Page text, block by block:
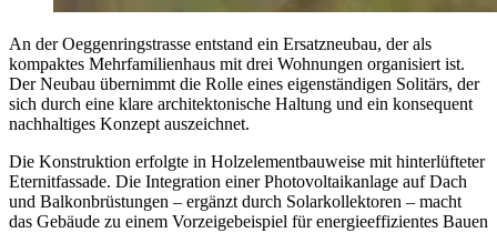
An der Oeggenringstrasse entstand ein Ersatzneubau, der als
kompaktes Mehrfamilienhaus mit drei Wohnungen organisiert ist.
Der Neubau übernimmt die Rolle eines eigenständigen Solitärs, der
sich durch eine klare architektonische Haltung und ein konsequent
nachhaltiges Konzept auszeichnet.
Die Konstruktion erfolgte in Holzelementbauweise mit hinterlüfteter
Eternitfassade. Die Integration einer Photovoltaikanlage auf Dach
und Balkonbrüstungen – ergänzt durch Solarkollektoren – macht
das Gebäude zu einem Vorzeigebeispiel für energieeffizientes Bauen